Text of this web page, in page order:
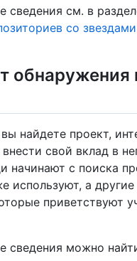
сведения см. в
со звездами
обнаружения
найдете проект,
свой вклад в
начинают с поиска
используют, а
приветствуют
сведения можно